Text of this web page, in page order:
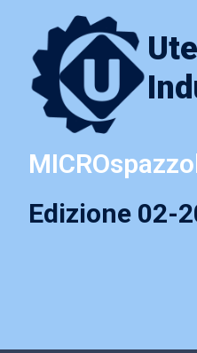
Edizione 02-